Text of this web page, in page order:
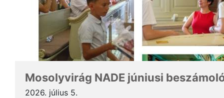
Mosolyvirág NADE júniusi
2026. július 5.